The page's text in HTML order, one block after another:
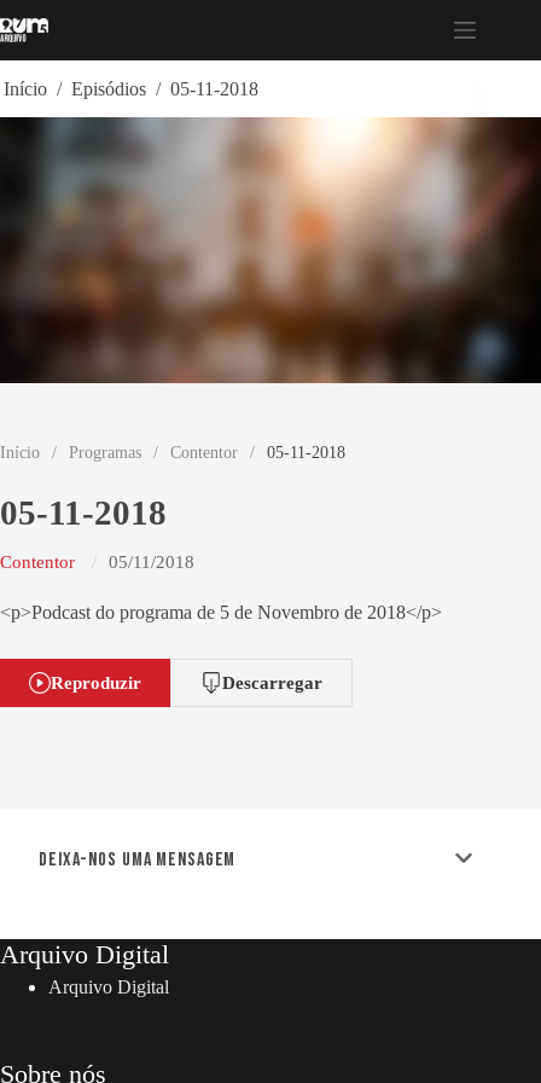
para
Início / Episódios / 05-11-2018
Início / Programas / Contentor / 05-11-2018
05-11-2018
Contentor 05/11/2018
<p>Podcast do programa de 5 de Novembro de 2018</p>
Reproduzir Descarregar
Deixa-nos uma mensagem
Arquivo Digital
Arquivo Digital
Sobre nós